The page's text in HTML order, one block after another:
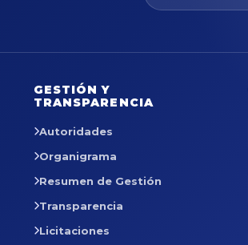
GESTIÓN Y
TRANSPARENCIA
Autoridades
Organigrama
Resumen de Gestión
Transparencia
Licitaciones